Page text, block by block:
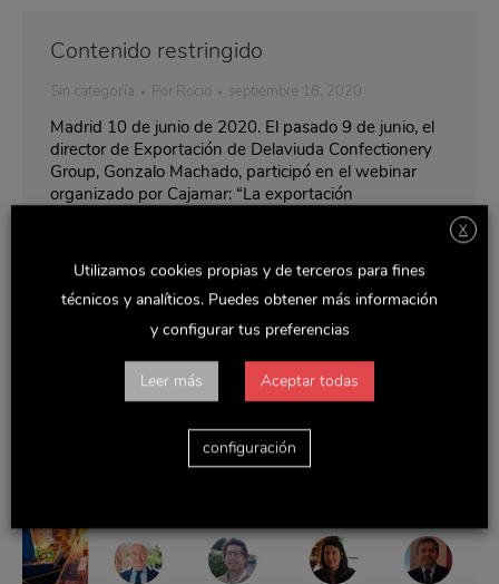
Contenido restringido
Sin categoría Por Rocio septiembre 18, 2020
Madrid 10 de junio de 2020. El pasado 9 de junio, el
director de Exportación de Delaviuda Confectionery
Group, Gonzalo Machado, participó en el webinar
organizado por Cajamar: “La exportación
exportó 50.361 millones de euros , lo que indica el
éxito…
X
Utilizamos cookies propias y de terceros para fines
técnicos y analíticos. Puedes obtener más información
y configurar tus preferencias
Leer más Aceptar todas
configuración